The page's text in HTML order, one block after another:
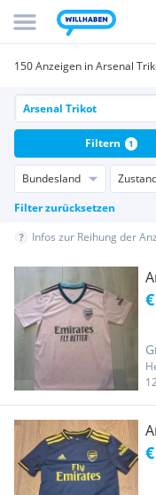
150 Anzeigen in Arsenal
Bundesland
Filter zurücksetzen
Filtern 1
Infos zur Reihung der